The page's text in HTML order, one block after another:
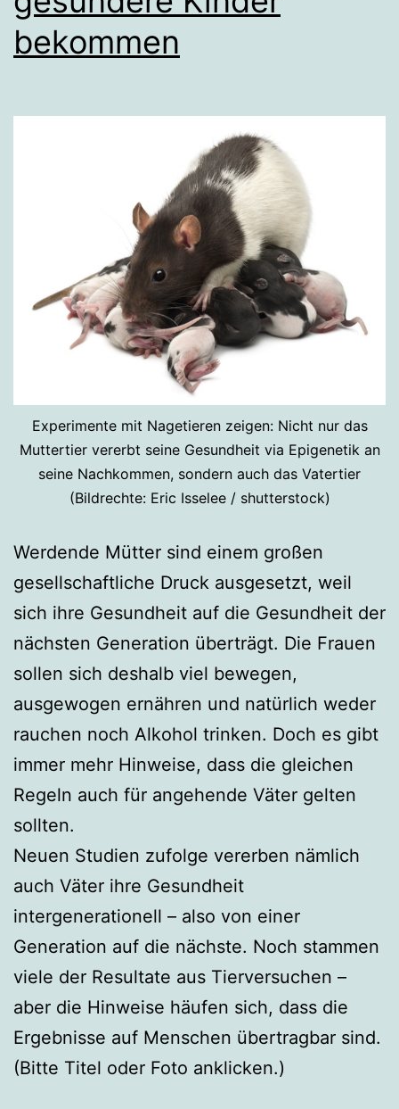
bekommen
Experimente mit Nagetieren zeigen: Nicht nur das
Muttertier vererbt seine Gesundheit via Epigenetik an
seine Nachkommen, sondern auch das Vatertier
(Bildrechte: Eric Isselee / shutterstock)
Werdende Mütter sind einem großen
gesellschaftliche Druck ausgesetzt, weil
sich ihre Gesundheit auf die Gesundheit der
nächsten Generation überträgt. Die Frauen
sollen sich deshalb viel bewegen,
ausgewogen ernähren und natürlich weder
rauchen noch Alkohol trinken. Doch es gibt
immer mehr Hinweise, dass die gleichen
Regeln auch für angehende Väter gelten
sollten.
Neuen Studien zufolge vererben nämlich
auch Väter ihre Gesundheit
intergenerationell – also von einer
Generation auf die nächste. Noch stammen
viele der Resultate aus Tierversuchen –
aber die Hinweise häufen sich, dass die
Ergebnisse auf Menschen übertragbar sind.
(Bitte Titel oder Foto anklicken.)